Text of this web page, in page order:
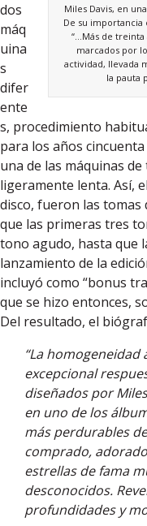
Miles Davis, en
De su importancia
“…Más de
marcados por
actividad, llevada
la pauta
dos
máq
uina
s
difer
ente
s, procedimiento
para los años
una de las máquinas
ligeramente lenta. Así,
disco, fueron las tomas
que las primeras tres
tono agudo, hasta que
lanzamiento de la
incluyó como “bonus
que se hizo entonces,
Del resultado, el
“La
excepcional
diseñados por
en uno de los
más perdurables
comprado,
estrellas de fama
desconocidos.
profundidades y